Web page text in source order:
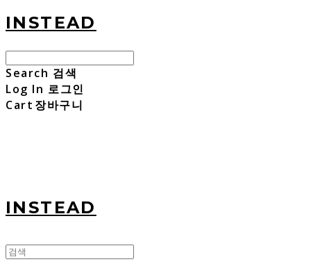
INSTEAD
Search 검색
Log In 로그인
Cart 장바구니
INSTEAD